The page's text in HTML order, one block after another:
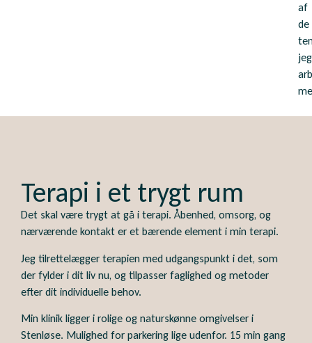
af
de
jeg
Terapi i et trygt rum
Det skal være trygt at gå i terapi. Åbenhed, omsorg, og
nærværende kontakt er et bærende element i min terapi.
Jeg tilrettelægger terapien med udgangspunkt i det, som
der fylder i dit liv nu, og tilpasser faglighed og metoder
efter dit individuelle behov.
Min klinik ligger i rolige og naturskønne omgivelser i
Stenløse. Mulighed for parkering lige udenfor. 15 min gang